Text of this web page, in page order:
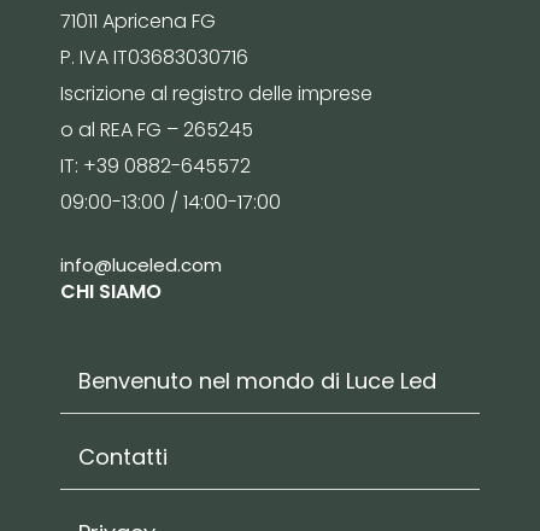
71011 Apricena FG
P. IVA IT03683030716
Iscrizione al registro delle imprese
o al REA FG – 265245
IT: +39 0882-645572
09:00-13:00 / 14:00-17:00
info@luceled.com
CHI SIAMO
Benvenuto nel mondo di Luce Led
Contatti